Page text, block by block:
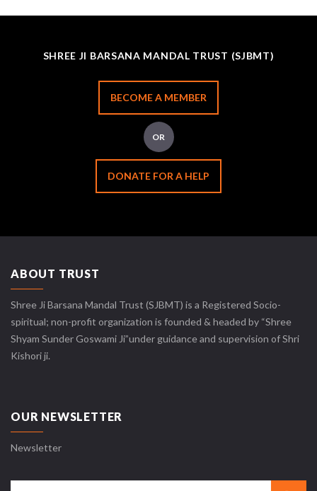
SHREE JI BARSANA MANDAL TRUST (SJBMT)
BECOME A MEMBER
OR
DONATE FOR A HELP
ABOUT TRUST
Shree Ji Barsana Mandal Trust (SJBMT) is a Registered Socio-
spiritual; non-profit organization is founded & headed by “Shree
Shyam Sunder Goswami Ji”under guidance and supervision of Shri
Kishori ji.
OUR NEWSLETTER
Newsletter